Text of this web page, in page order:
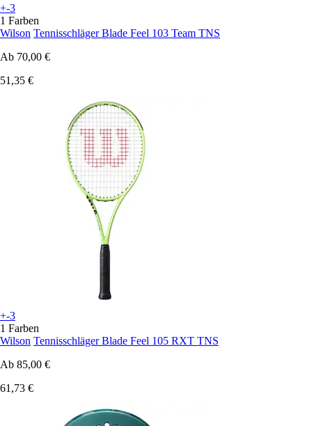
+-3
1 Farben
Wilson Tennisschläger Blade Feel 103 Team TNS
Ab 70,00 €
51,35 €
+-3
1 Farben
Wilson Tennisschläger Blade Feel 105 RXT TNS
Ab 85,00 €
61,73 €